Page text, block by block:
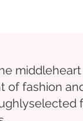
middleheart
of fashion
selected